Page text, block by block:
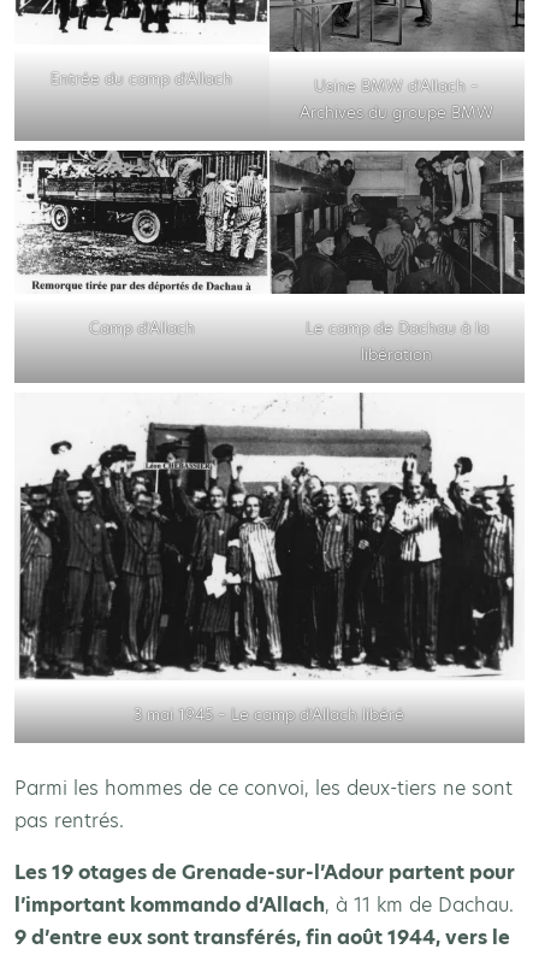
Entrée du camp d’Allach
Usine BMW d’Allach –
Archives du groupe BMW
Camp d’Allach
Le camp de Dachau à la
libération
3 mai 1945 – Le camp d’Allach libéré
Parmi les hommes de ce convoi, les deux-tiers ne sont
pas rentrés.
Les 19 otages de Grenade-sur-l’Adour partent pour
l’important kommando d’Allach, à 11 km de Dachau.
9 d’entre eux sont transférés, fin août 1944, vers le